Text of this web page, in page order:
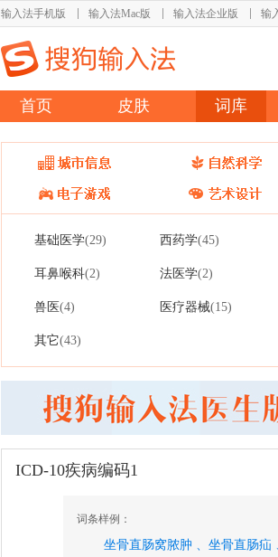
输入法手机版 输入法Mac版 输入法企业版 输
首页 皮肤 词库
基础医学(29) 西药学(45)
耳鼻喉科(2) 法医学(2)
兽医(4) 医疗器械(15)
其它(43)
ICD-10疾病编码1
词条样例：
坐骨直肠窝脓肿 、 坐骨直肠疝